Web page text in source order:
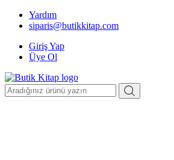
Yardım
siparis@butikkitap.com
Giriş Yap
Üye Ol